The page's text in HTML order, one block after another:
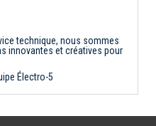
technique, nous sommes
innovantes et créatives pour
Électro-5